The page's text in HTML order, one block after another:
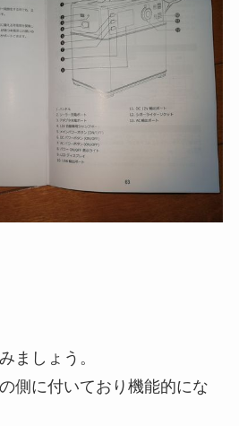
ましょう。
側に付いており機能的にな